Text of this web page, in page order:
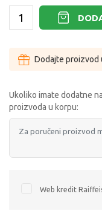
Dodajte proizvod
Ukoliko imate dodatne
proizvoda u korpu:
Web kredit